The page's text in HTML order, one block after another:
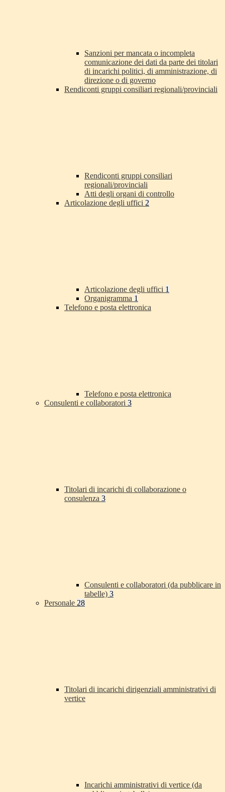
Sanzioni per mancata o incompleta
comunicazione dei dati da parte dei titolari
di incarichi politici, di amministrazione, di
direzione o di governo
Rendiconti gruppi consiliari regionali/provinciali
Rendiconti gruppi consiliari
regionali/provinciali
Atti degli organi di controllo
Articolazione degli uffici 2
Articolazione degli uffici 1
Organigramma 1
Telefono e posta elettronica
Telefono e posta elettronica
Consulenti e collaboratori 3
Titolari di incarichi di collaborazione o
consulenza 3
Consulenti e collaboratori (da pubblicare in
tabelle) 3
Personale 28
Titolari di incarichi dirigenziali amministrativi di
vertice
Incarichi amministrativi di vertice (da